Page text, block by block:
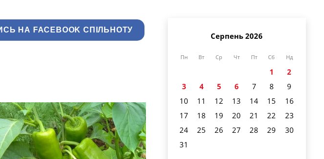
НА FACEBOOK СПІЛЬНОТУ
Серпень 2026
Пн Вт Ср Чт Пт Сб Нд
1
2
3
4 5 6 7 8
9
10
11 12 13 14 15
16
17
18 19 20 21 22
23
24
25 26 27 28 29
30
31